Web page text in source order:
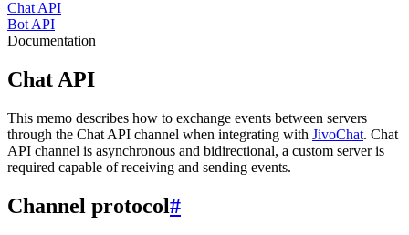
Chat API
Bot API
Documentation
Chat API
This memo describes how to exchange events between servers
through the Chat API channel when integrating with JivoChat. Chat
API channel is asynchronous and bidirectional, a custom server is
required capable of receiving and sending events.
Channel protocol#